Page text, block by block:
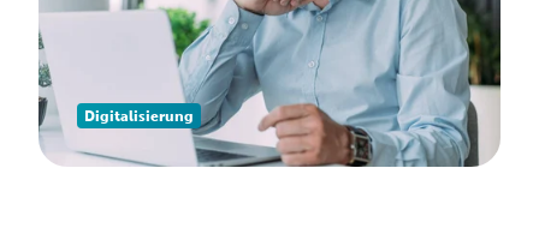
Digitalisierung